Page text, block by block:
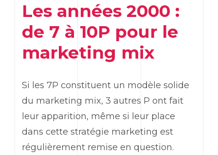
Les années 2000 :
de 7 à 10P pour le
marketing mix
Si les 7P constituent un modèle solide
du marketing mix, 3 autres P ont fait
leur apparition, même si leur place
dans cette stratégie marketing est
régulièrement remise en question.